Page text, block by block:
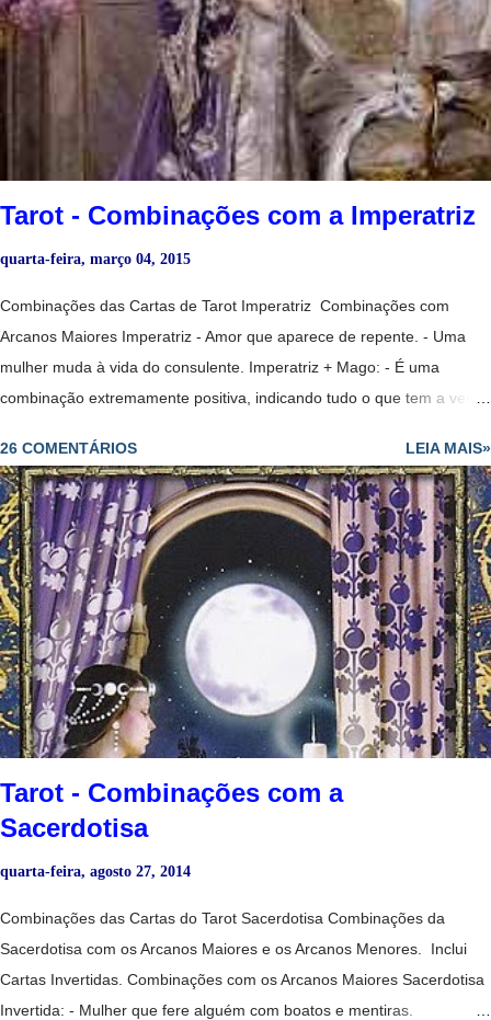
se relacionam com cada um dos naipes em geral. Alquimia de bicicleta
1977 Inglaterra Baralho Comum - Significados dos Naipe de Copas
São as cartas do amor, da amizade e do prazer. Rei - Um homem
importante de pele clara, talvez de posição elevada ou distinta;
bondoso, terno e generoso. Bicicleta Anne Stokes Dama - Todas as
virtudes tradicionais encarn...
Tarot - Combinações com a Imperatriz
quarta-feira, março 04, 2015
Combinações das Cartas de Tarot Imperatriz Combinações com
Arcanos Maiores Imperatriz - Amor que aparece de repente. - Uma
mulher muda à vida do consulente. Imperatriz + Mago: - É uma
combinação extremamente positiva, indicando tudo o que tem a ver
habilidades. - Diplomacia leva ao sucesso. - Par romântico e
harmonioso. - Uma relação muito romântica e sensual. No amor : -
Mostra o início de um relacionamento ou o fortalecimento de um já
existente. -Paixão. -Sucesso para engravidar se esse for o desejo.
Na saúde : -Boa saúde em geral. No dinheiro: - Vida folgada graças
à grande competência que o consulente tem no campo em que
trabalha. - Pessoa com grande potencial. No trabalho : - Para o
consulente desempregado, virá um trabalho muito bem renumerado.
- Para quem está empregado, anuncia aumento de salário ou
melhorias substancia...
26 COMENTÁRIOS LEIA MAIS»
Tarot - Combinações com a
Sacerdotisa
quarta-feira, agosto 27, 2014
Combinações das Cartas do Tarot Sacerdotisa Combinações da
Sacerdotisa com os Arcanos Maiores e os Arcanos Menores. Inclui
Cartas Invertidas. Combinações com os Arcanos Maiores Sacerdotisa
Invertida: - Mulher que fere alguém com boatos e mentiras.